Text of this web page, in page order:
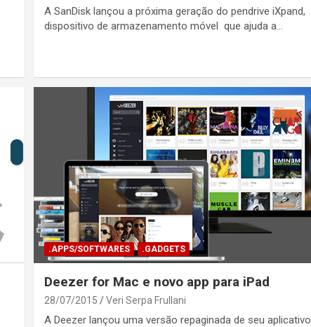
A SanDisk lançou a próxima geração do pendrive iXpand,
dispositivo de armazenamento móvel que ajuda a…
.APPS/SOFTWARES .GADGETS
Deezer for Mac e novo app para iPad
28/07/2015 Veri Serpa Frullani
A Deezer lançou uma versão repaginada de seu aplicativo